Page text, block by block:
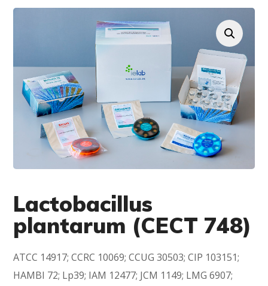
Lactobacillus
plantarum (CECT 748)
ATCC 14917; CCRC 10069; CCUG 30503; CIP 103151;
HAMBI 72; Lp39; IAM 12477; JCM 1149; LMG 6907;